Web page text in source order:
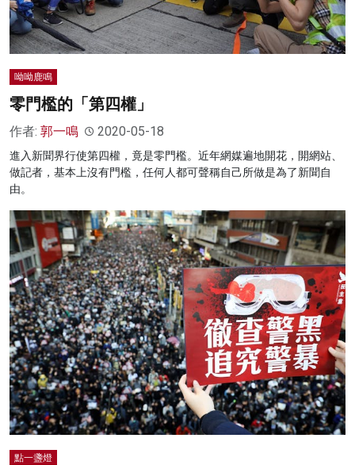
呦呦鹿鳴
零門檻的「第四權」
作者: 郭一鳴 2020-05-18
進入新聞界行使第四權，竟是零門檻。近年網媒遍地開花，開網站、
做記者，基本上沒有門檻，任何人都可聲稱自己所做是為了新聞自
由。
點一盞燈